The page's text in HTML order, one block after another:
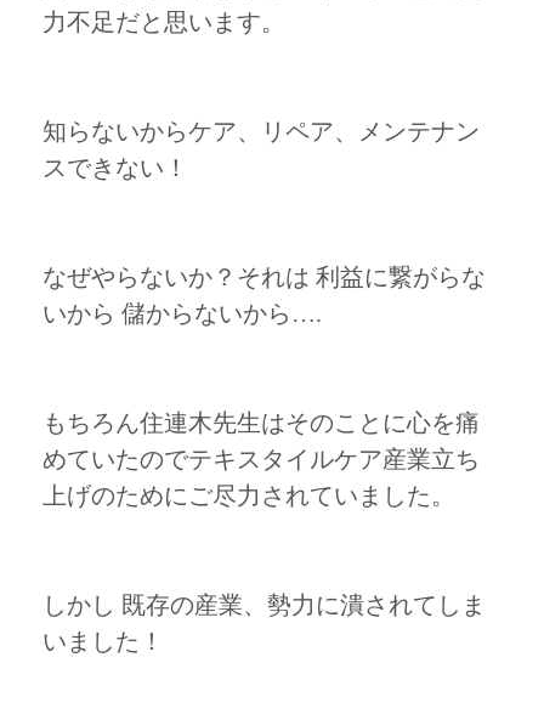
力不足だと思います。
知らないからケア、リペア、メンテナン
スできない！
なぜやらないか？それは 利益に繋がらな
いから 儲からないから….
もちろん住連木先生はそのことに心を痛
めていたのでテキスタイルケア産業立ち
上げのためにご尽力されていました。
しかし 既存の産業、勢力に潰されてしま
いました！